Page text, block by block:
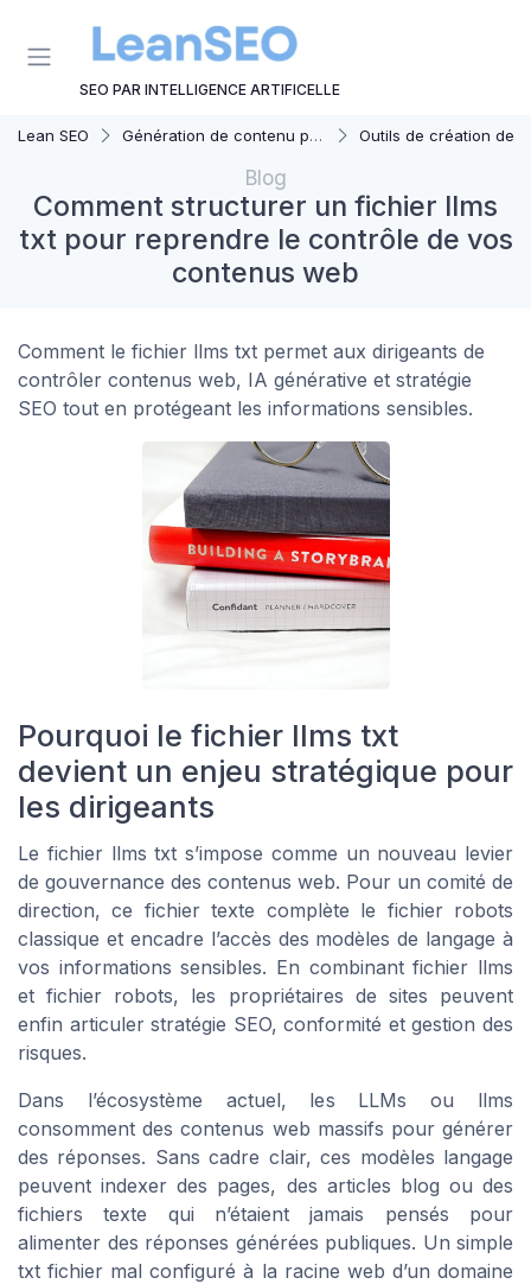
SEO PAR INTELLIGENCE ARTIFICELLE
Lean SEO Génération de contenu par AI Outils de création de contenu
Blog
Comment structurer un fichier llms
txt pour reprendre le contrôle de vos
contenus web
Comment le fichier llms txt permet aux dirigeants de
contrôler contenus web, IA générative et stratégie
SEO tout en protégeant les informations sensibles.
Pourquoi le fichier llms txt
devient un enjeu stratégique pour
les dirigeants
Le fichier llms txt s’impose comme un nouveau levier
de gouvernance des contenus web. Pour un comité de
direction, ce fichier texte complète le fichier robots
classique et encadre l’accès des modèles de langage à
vos informations sensibles. En combinant fichier llms
et fichier robots, les propriétaires de sites peuvent
enfin articuler stratégie SEO, conformité et gestion des
risques.
Dans l’écosystème actuel, les LLMs ou llms
consomment des contenus web massifs pour générer
des réponses. Sans cadre clair, ces modèles langage
peuvent indexer des pages, des articles blog ou des
fichiers texte qui n’étaient jamais pensés pour
alimenter des réponses générées publiques. Un simple
txt fichier mal configuré à la racine web d’un domaine